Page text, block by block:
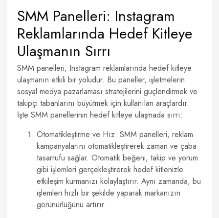
SMM Panelleri: Instagram
Reklamlarında Hedef Kitleye
Ulaşmanın Sırrı
SMM panelleri, Instagram reklamlarında hedef kitleye
ulaşmanın etkili bir yoludur. Bu paneller, işletmelerin
sosyal medya pazarlaması stratejilerini güçlendirmek ve
takipçi tabanlarını büyütmek için kullanılan araçlardır.
İşte SMM panellerinin hedef kitleye ulaşmada sırrı:
Otomatikleştirme ve Hız: SMM panelleri, reklam
kampanyalarını otomatikleştirerek zaman ve çaba
tasarrufu sağlar. Otomatik beğeni, takip ve yorum
gibi işlemleri gerçekleştirerek hedef kitlenizle
etkileşim kurmanızı kolaylaştırır. Aynı zamanda, bu
işlemleri hızlı bir şekilde yaparak markanızın
görünürlüğünü artırır.